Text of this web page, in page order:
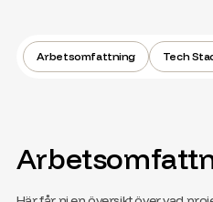
Arbetsomfattning Tech